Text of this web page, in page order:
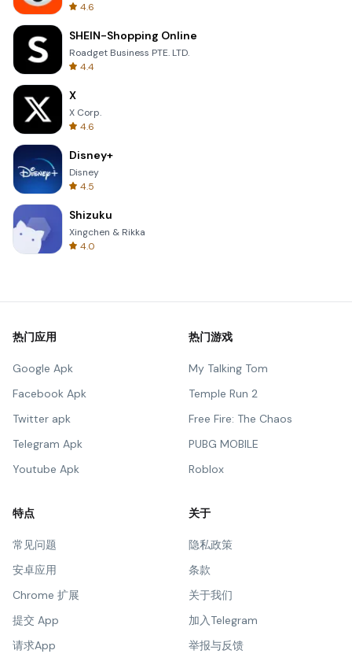
4.6
SHEIN-Shopping Online
Roadget Business PTE. LTD.
4.4
X
X Corp.
4.6
Disney+
Disney
4.5
Shizuku
Xingchen & Rikka
4.0
热门应用
Google Apk
Facebook Apk
Twitter apk
Telegram Apk
Youtube Apk
热门游戏
My Talking Tom
Temple Run 2
Free Fire: The Chaos
PUBG MOBILE
Roblox
特点
常见问题
安卓应用
Chrome 扩展
提交 App
请求App
关于
隐私政策
条款
关于我们
加入Telegram
举报与反馈